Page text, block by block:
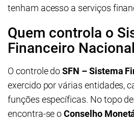
tenham acesso a serviços
Quem controla o
Financeiro
O controle doSFN – Sistema
exercido por várias entidades,
funções específicas. No topo
encontra-se oConselho